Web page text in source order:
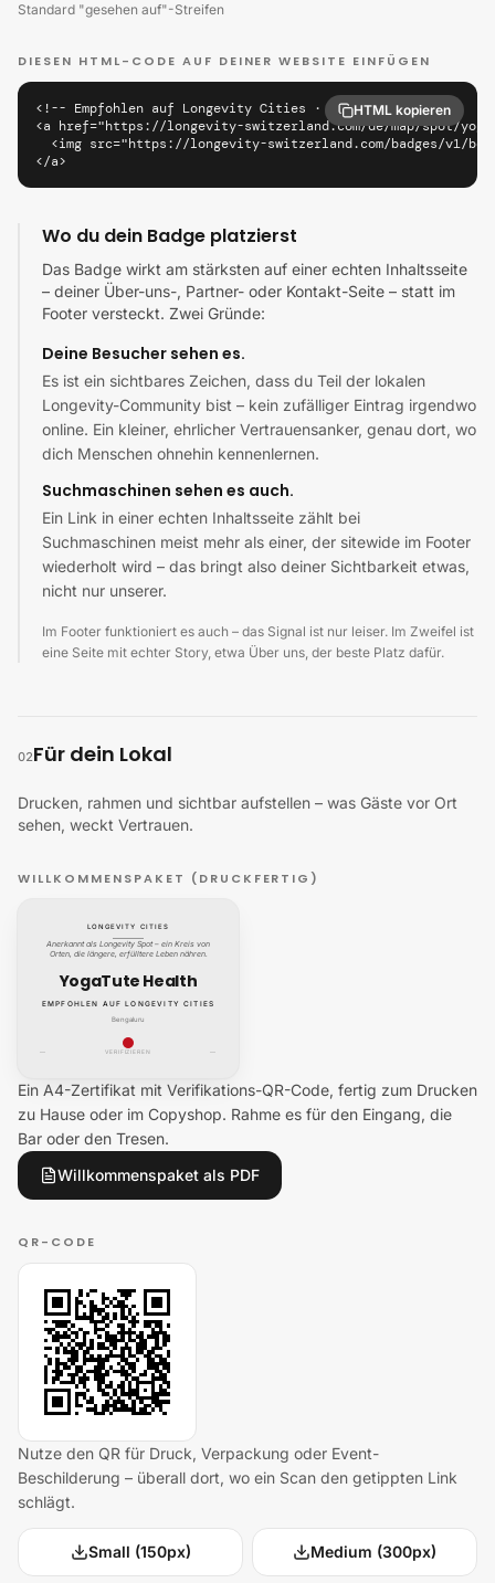
Standard "gesehen auf"-Streifen
DIESEN HTML-CODE AUF DEINER WEBSITE EINFÜGEN
<!-- Empfohlen auf Longevity Cities · Bengaluru -->
<a href="https://longevity-switzerland.com/de/map/spot/
<img src="https://longevity-switzerland.com/badges/v1/
</a>
HTML kopieren
Wo du dein Badge platzierst
Das Badge wirkt am stärksten auf einer echten Inhaltsseite
– deiner Über-uns-, Partner- oder Kontakt-Seite – statt im
Footer versteckt. Zwei Gründe:
Deine Besucher sehen es.
Es ist ein sichtbares Zeichen, dass du Teil der lokalen
Longevity-Community bist – kein zufälliger Eintrag irgendwo
online. Ein kleiner, ehrlicher Vertrauensanker, genau dort, wo
dich Menschen ohnehin kennenlernen.
Suchmaschinen sehen es auch.
Ein Link in einer echten Inhaltsseite zählt bei
Suchmaschinen meist mehr als einer, der sitewide im Footer
wiederholt wird – das bringt also deiner Sichtbarkeit etwas,
nicht nur unserer.
Im Footer funktioniert es auch – das Signal ist nur leiser. Im Zweifel ist
eine Seite mit echter Story, etwa Über uns, der beste Platz dafür.
02Für dein Lokal
Drucken, rahmen und sichtbar aufstellen – was Gäste vor Ort
sehen, weckt Vertrauen.
WILLKOMMENSPAKET (DRUCKFERTIG)
LONGEVITY CITIES
Anerkannt als Longevity Spot – ein Kreis von
Orten, die längere, erfülltere Leben nähren.
YogaTute Health
EMPFOHLEN AUF LONGEVITY CITIES
Bengaluru
— VERIFIZIEREN —
Ein A4-Zertifikat mit Verifikations-QR-Code, fertig zum Drucken
zu Hause oder im Copyshop. Rahme es für den Eingang, die
Bar oder den Tresen.
Willkommenspaket als PDF
QR-CODE
Nutze den QR für Druck, Verpackung oder Event-
Beschilderung – überall dort, wo ein Scan den getippten Link
schlägt.
Small (150px) Medium (300px)